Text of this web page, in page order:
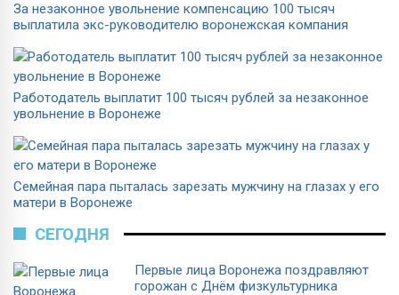
За незаконное увольнение компенсацию 100 тысяч
выплатила экс-руководителю воронежская компания
Работодатель выплатит 100 тысяч рублей за незаконное
увольнение в Воронеже
Семейная пара пыталась зарезать мужчину на глазах у его
матери в Воронеже
СЕГОДНЯ
Первые лица Воронежа поздравляют
горожан с Днём физкультурника